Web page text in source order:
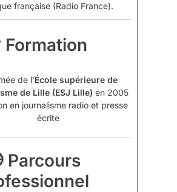
française (Radio France).
Formation
de l’École supérieure de
de Lille (ESJ Lille) en 2005
en journalisme radio et presse
écrite
Parcours